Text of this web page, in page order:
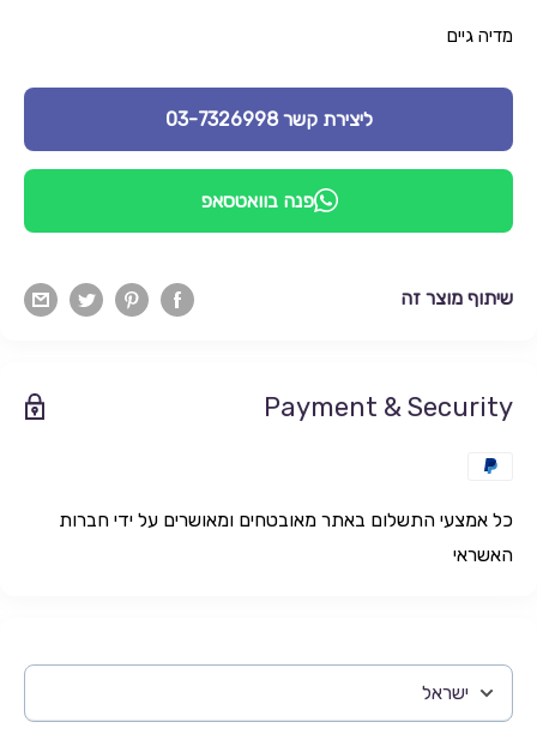
מדיה גיים
ליצירת קשר 03-7326998
פנה בוואטסאפ
שיתוף מוצר זה
Payment & Security
כל אמצעי התשלום באתר מאובטחים ומאושרים על ידי חברות
האשראי